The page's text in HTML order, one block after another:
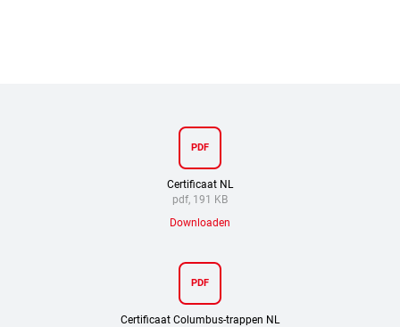
PDF
Certificaat NL
pdf, 191 KB
Downloaden
PDF
Certificaat Columbus-trappen NL